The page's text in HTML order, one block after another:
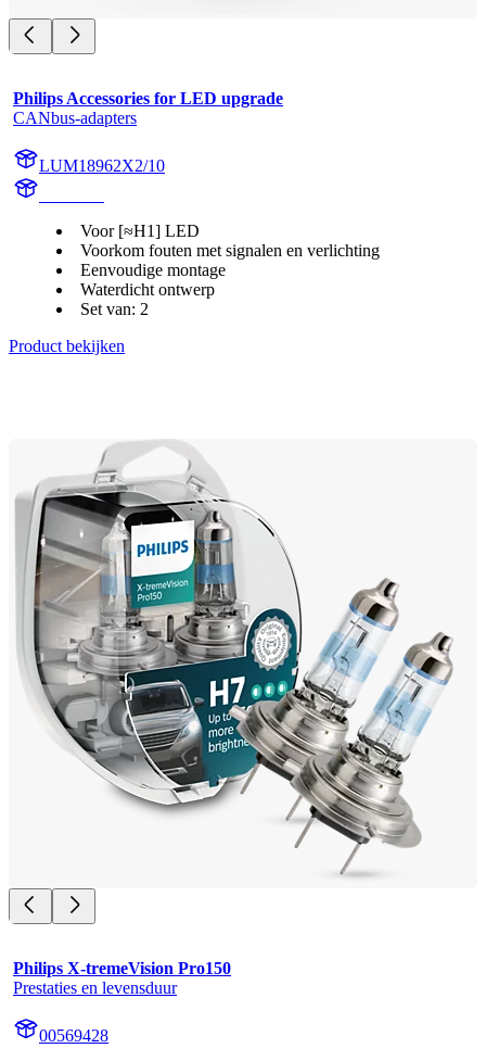
Philips Accessories for LED upgrade
CANbus-adapters
LUM18962X2/10
Voor [≈H1] LED
Voorkom fouten met signalen en verlichting
Eenvoudige montage
Waterdicht ontwerp
Set van: 2
Product bekijken
Philips X-tremeVision Pro150
Prestaties en levensduur
00569428